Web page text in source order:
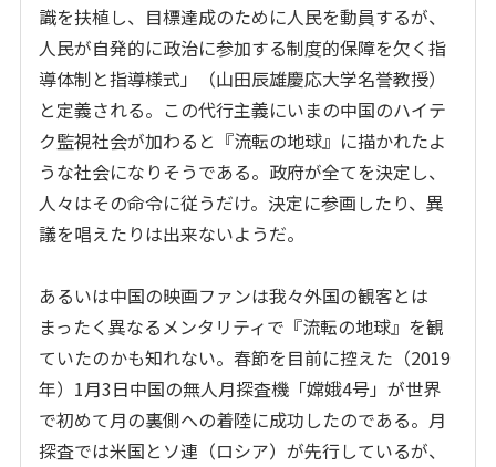
識を扶植し、目標達成のために人民を動員するが、
人民が自発的に政治に参加する制度的保障を欠く指
導体制と指導様式」（山田辰雄慶応大学名誉教授）
と定義される。この代行主義にいまの中国のハイテ
ク監視社会が加わると『流転の地球』に描かれたよ
うな社会になりそうである。政府が全てを決定し、
人々はその命令に従うだけ。決定に参画したり、異
議を唱えたりは出来ないようだ。
あるいは中国の映画ファンは我々外国の観客とは
まったく異なるメンタリティで『流転の地球』を観
ていたのかも知れない。春節を目前に控えた（2019
年）1月3日中国の無人月探査機「嫦娥4号」が世界
で初めて月の裏側への着陸に成功したのである。月
探査では米国とソ連（ロシア）が先行しているが、